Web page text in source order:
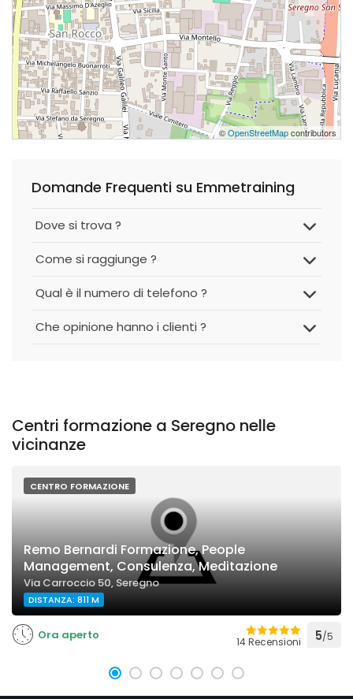
©OpenStreetMapcontributors
Domande Frequenti su Emmetraining
Dove si trova ?
Come si raggiunge ?
Qual è il numero di telefono ?
Che opinione hanno i clienti ?
Centri formazione a Seregno nelle
vicinanze
CENTRO FORMAZIONE
Remo Bernardi Formazione, People
Management, Consulenza, Meditazione
Via Carroccio 50, Seregno
DISTANZA: 811 M
Ora aperto 14 Recensioni 5/5